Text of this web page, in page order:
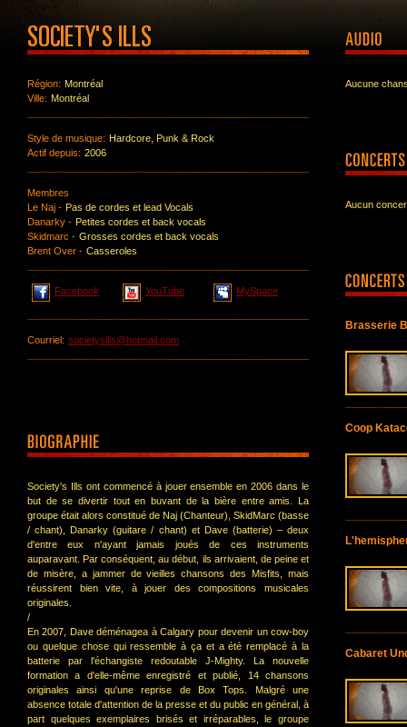
Région: Montréal
Ville: Montréal
Style de musique: Hardcore, Punk & Rock
Actif depuis: 2006
Membres
Le Naj - Pas de cordes et lead Vocals
Danarky - Petites cordes et back vocals
Skidmarc - Grosses cordes et back vocals
Brent Over - Casseroles
Facebook YouTube MySpace
Courriel: societysills@hotmail.com
Society's Ills ont commencé à jouer ensemble en 2006 dans le
but de se divertir tout en buvant de la bière entre amis. La
groupe était alors constitué de Naj (Chanteur), SkidMarc (basse
/ chant), Danarky (guitare / chant) et Dave (batterie) – deux
d'entre eux n'ayant jamais joués de ces instruments
auparavant. Par conséquent, au début, ils arrivaient, de peine et
de misère, a jammer de vieilles chansons des Misfits, mais
réussirent bien vite, à jouer des compositions musicales
originales.
/
En 2007, Dave déménagea à Calgary pour devenir un cow-boy
ou quelque chose qui ressemble à ça et a été remplacé à la
batterie par l'échangiste redoutable J-Mighty. La nouvelle
formation a d'elle-même enregistré et publié, 14 chansons
originales ainsi qu'une reprise de Box Tops. Malgré une
absence totale d'attention de la presse et du public en général, à
part quelques exemplaires brisés et irréparables, le groupe
Aucune
Aucun
Brasserie
Coop
Cabaret